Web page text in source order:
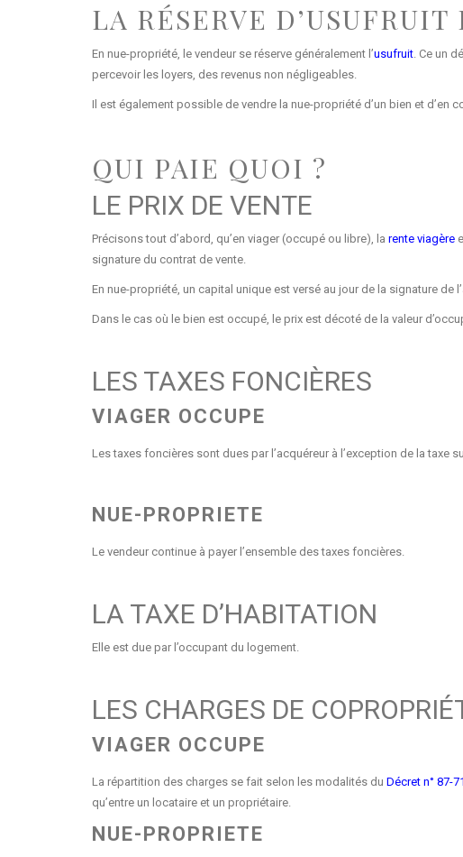
LA RÉSERVE
En nue-propriété, le vendeur se réserve généralement l’usufruit. Ce un
percevoir les loyers, des revenus non négligeables.
Il est également possible de vendre la nue-propriété d’un bien et d’en
QUI PAIE QUOI ?
LE PRIX DE VENTE
Précisons tout d’abord, qu’en viager (occupé ou libre), la rente viagère
signature du contrat de vente.
En nue-propriété, un capital unique est versé au jour de la signature de
Dans le cas où le bien est occupé, le prix est décoté de la valeur
LES TAXES FONCIÈRES
VIAGER OCCUPE
Les taxes foncières sont dues par l’acquéreur à l’exception de la taxe
NUE-PROPRIETE
Le vendeur continue à payer l’ensemble des taxes foncières.
LA TAXE D’HABITATION
Elle est due par l’occupant du logement.
LES CHARGES DE
VIAGER OCCUPE
La répartition des charges se fait selon les modalités du Décret n° 87-
qu’entre un locataire et un propriétaire.
NUE-PROPRIETE